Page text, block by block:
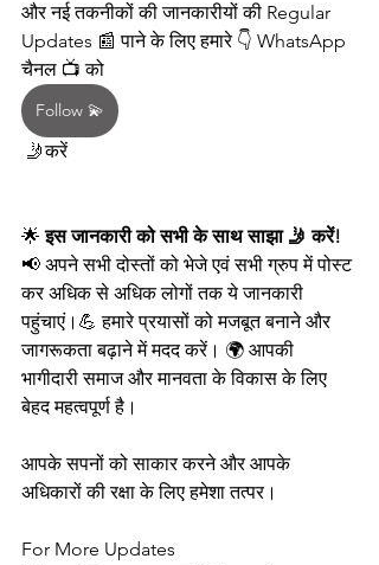
और नई तकनीकों की जानकारीयों की Regular
Updates 📰 पाने के लिए हमारे 👇 WhatsApp
चैनल 📺 को
Follow 💫
🤳करें
🌟 इस जानकारी को सभी के साथ साझा 🤳 करें!
📢 अपने सभी दोस्तों को भेजे एवं सभी ग्रुप में पोस्ट
कर अधिक से अधिक लोगों तक ये जानकारी
पहुंचाएं।💪 हमारे प्रयासों को मजबूत बनाने और
जागरूकता बढ़ाने में मदद करें। 🌍 आपकी
भागीदारी समाज और मानवता के विकास के लिए
बेहद महत्वपूर्ण है।
आपके सपनों को साकार करने और आपके
अधिकारों की रक्षा के लिए हमेशा तत्पर।
For More Updates